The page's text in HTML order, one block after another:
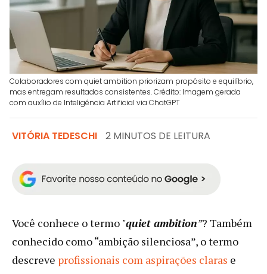
Colaboradores com quiet ambition priorizam propósito e equilíbrio,
mas entregam resultados consistentes. Crédito: Imagem gerada
com auxílio de Inteligência Artificial via ChatGPT
VITÓRIA TEDESCHI 2 MINUTOS DE LEITURA
Você conhece o termo "quiet ambition”? Também
conhecido como “ambição silenciosa”, o termo
descreve profissionais com aspirações claras e